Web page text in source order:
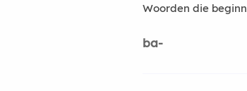
Woorden die
ba-